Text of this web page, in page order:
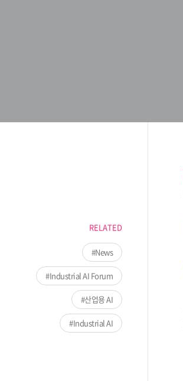
RELATED
News
Industrial AI Forum
산업용 AI
Industrial AI